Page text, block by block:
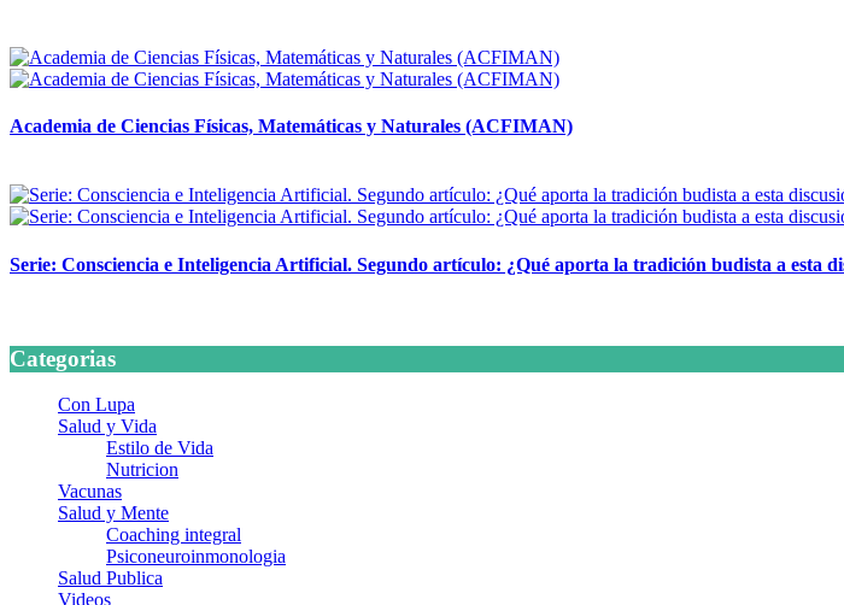
Academia de Ciencias Físicas, Matemáticas y Naturales (ACFIMAN)
Serie: Consciencia e Inteligencia Artificial. Segundo artículo: ¿Qué aporta la tradición budista a esta
Categorias
Con Lupa
Salud y Vida
Estilo de Vida
Nutricion
Vacunas
Salud y Mente
Coaching integral
Psiconeuroinmonologia
Salud Publica
Videos